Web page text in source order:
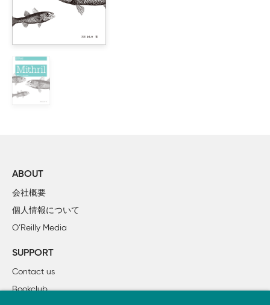
    1.4　チャンスをつかむ
    1.5　コミュニティマネージャ：コミュニティになる
        1.5.1　個性をこじ開ける
        1.5.3　聞くことの価値
1.5.4　エゴを避ける、さもなければ他の人があなたを
        1.5.5　理論vs行動：行動が勝つ
    2.1　成功への計画
        2.1.1　コミュニティ：俯かん視点
        2.2.1　自分の場所を見つける
        2.2.2　一体感の単位
        2.2.5　一緒に働くこと＝成功
        2.2.6　多様性
ABOUT
会社概要
個人情報について
O’Reilly Media
SUPPORT
Contact us
Bookclub